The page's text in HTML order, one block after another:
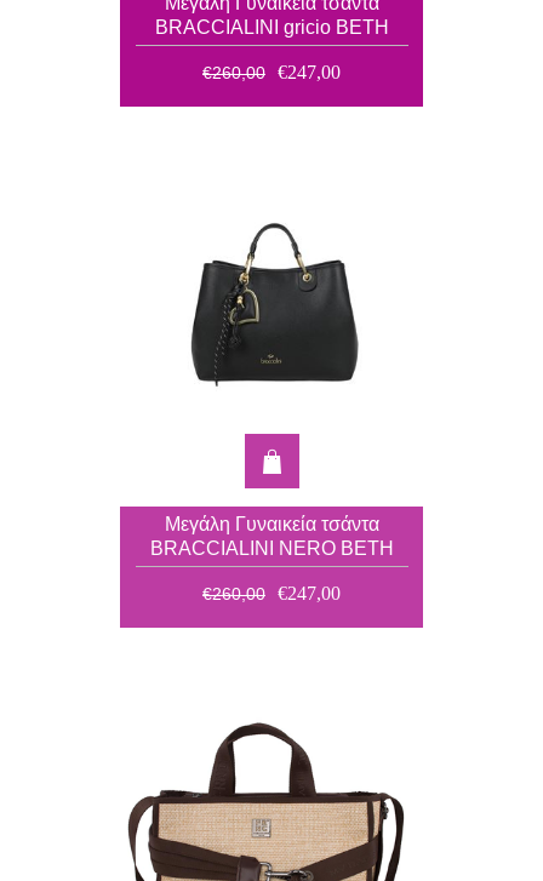
BRACCIALINI gricio BETH
B18840
€260,00 €247,00
Μεγάλη Γυναικεία τσάντα
BRACCIALINI NERO BETH
B18840
€260,00 €247,00